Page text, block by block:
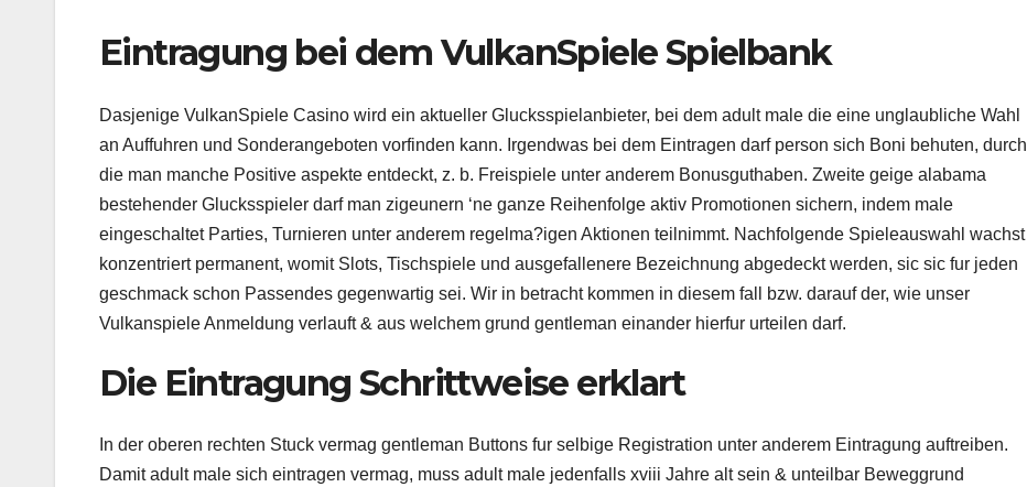
Eintragung bei dem VulkanSpiele Spielbank
Dasjenige VulkanSpiele Casino wird ein aktueller Glucksspielanbieter, bei dem adult male die eine unglaubliche Wahl
an Auffuhren und Sonderangeboten vorfinden kann. Irgendwas bei dem Eintragen darf person sich Boni behuten, durch
die man manche Positive aspekte entdeckt, z. b. Freispiele unter anderem Bonusguthaben. Zweite geige alabama
bestehender Glucksspieler darf man zigeunern ‘ne ganze Reihenfolge aktiv Promotionen sichern, indem male
eingeschaltet Parties, Turnieren unter anderem regelma?igen Aktionen teilnimmt. Nachfolgende Spieleauswahl wachst
konzentriert permanent, womit Slots, Tischspiele und ausgefallenere Bezeichnung abgedeckt werden, sic sic fur jeden
geschmack schon Passendes gegenwartig sei. Wir in betracht kommen in diesem fall bzw. darauf der, wie unser
Vulkanspiele Anmeldung verlauft & aus welchem grund gentleman einander hierfur urteilen darf.
Die Eintragung Schrittweise erklart
In der oberen rechten Stuck vermag gentleman Buttons fur selbige Registration unter anderem Eintragung auftreiben.
Damit adult male sich eintragen vermag, muss adult male jedenfalls xviii Jahre alt sein & unteilbar Beweggrund